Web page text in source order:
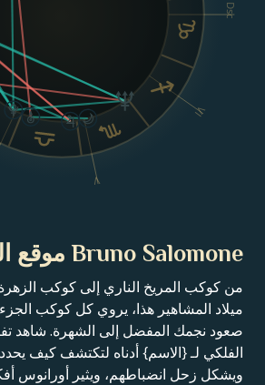
V
VI
Dsc
Bruno Salomone موقع الكوكب
من كوكب المريخ الناري إلى كوكب
ميلاد المشاهير هذا، يروي كل كوكب
صعود نجمك المفضل إلى الشهرة. شاهد
الفلكي لـ {الاسم} أدناه لتكتشف كيف
ويشكل زحل انضباطهم، ويثير أورانوس